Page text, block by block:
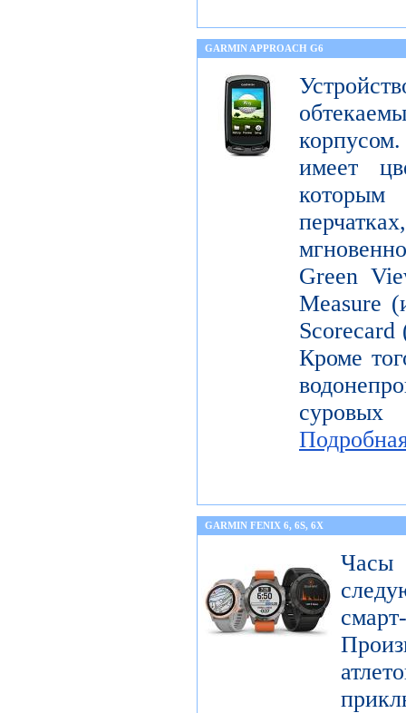
GARMIN APPROACH G6
имеет
Green
Measure
Scorecard
Кроме
GARMIN FENIX 6, 6S, 6X